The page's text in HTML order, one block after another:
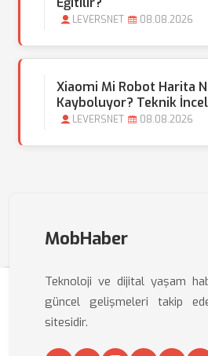
LEVERSNET 08.08.2026
Xiaomi Mi Robot Harita
Kayboluyor? Teknik
LEVERSNET 08.08.2026
MobHaber
Teknoloji ve dijital yaşam
güncel gelişmeleri takip
sitesidir.